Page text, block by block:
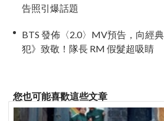
告照引爆話題
BTS 發佈〈2.0〉MV預告，向經
犯》致敬！隊長 RM 假髮超吸睛
您也可能喜歡這些文章